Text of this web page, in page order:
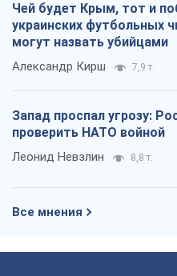
Чей будет Крым, тот и
украинских футбольных
могут назвать убийцами
Александр Кирш 7,9 т.
Запад проспал угрозу:
проверить НАТО войной
Леонид Невзлин 8,8 т.
Все мнения